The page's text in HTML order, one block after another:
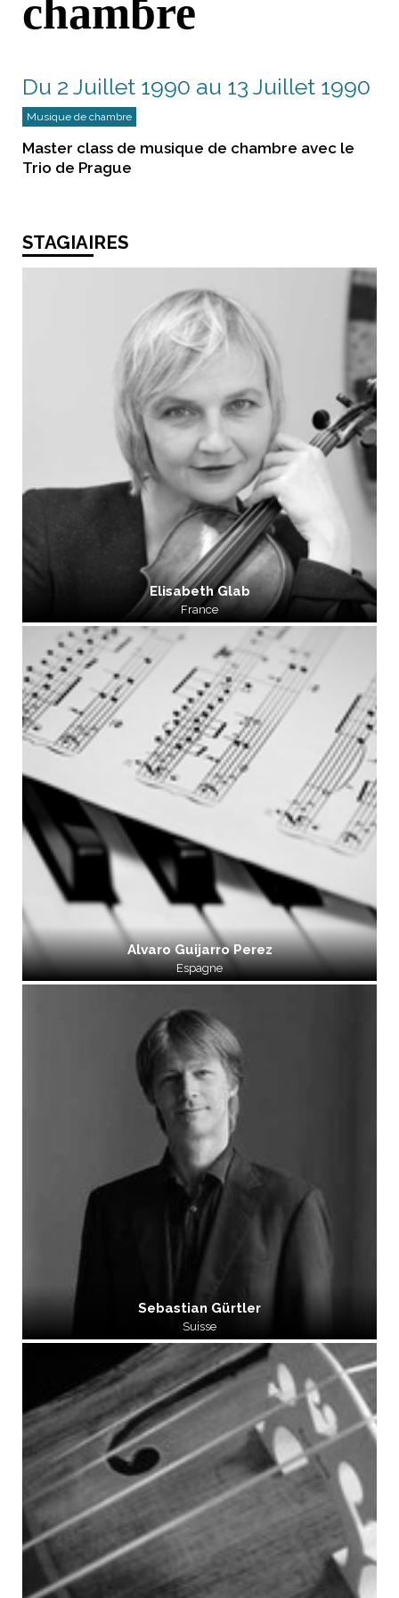
chambre
Du 2 Juillet 1990 au 13 Juillet 1990
Musique de chambre
Master class de musique de chambre avec le
Trio de Prague
STAGIAIRES
Elisabeth Glab
France
Alvaro Guijarro Perez
Espagne
Sebastian Gürtler
Suisse